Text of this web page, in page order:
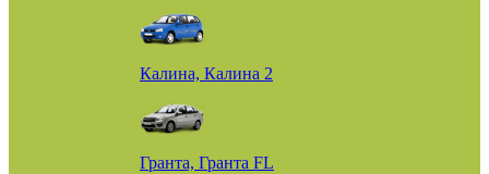
Калина, Калина 2
Гранта, Гранта FL